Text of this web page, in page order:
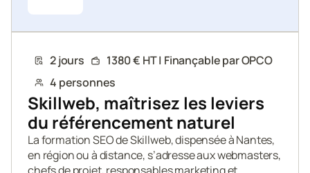
2 jours
1380 € HT | Finançable par OPCO
4 personnes
Skillweb, maîtrisez les leviers
du référencement naturel
La formation SEO de Skillweb, dispensée à Nantes,
en région ou à distance, s’adresse aux webmasters,